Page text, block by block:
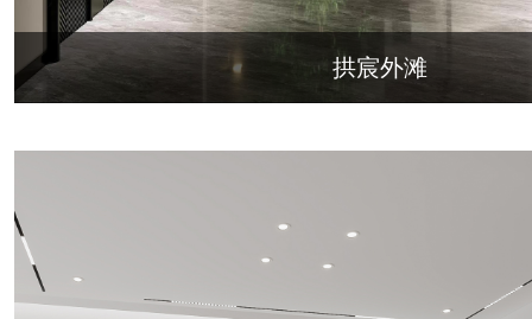
莱茵知己唐郡
世纪外滩
富春玫
田园牧歌
鹭语别墅
之江诚品
东方御府
东方润园
拱宸外滩